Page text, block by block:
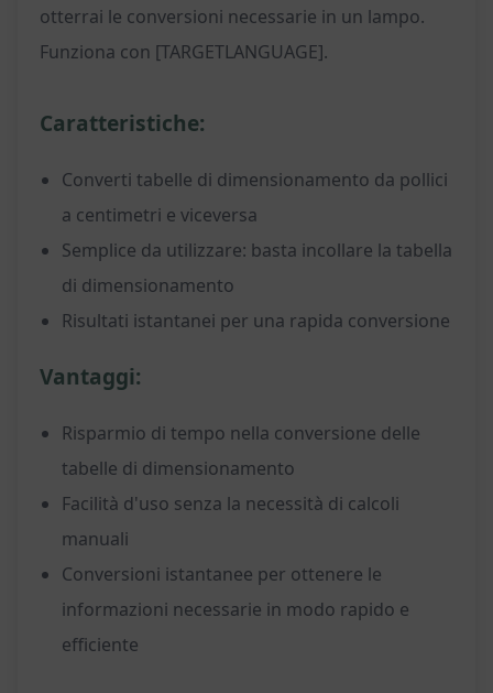
otterrai le conversioni necessarie in un lampo.
Funziona con [TARGETLANGUAGE].
Caratteristiche:
Converti tabelle di dimensionamento da pollici
a centimetri e viceversa
Semplice da utilizzare: basta incollare la tabella
di dimensionamento
Risultati istantanei per una rapida conversione
Vantaggi:
Risparmio di tempo nella conversione delle
tabelle di dimensionamento
Facilità d'uso senza la necessità di calcoli
manuali
Conversioni istantanee per ottenere le
informazioni necessarie in modo rapido e
efficiente